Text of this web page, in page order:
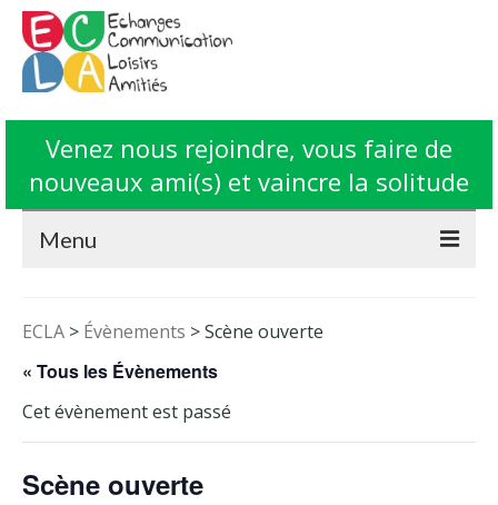
Venez nous rejoindre, vous faire de
nouveaux ami(s) et vaincre la solitude
Menu
L’Association ECLA
Contact
ECLA > Évènements >Scène ouverte
« Tous les Évènements
Cet évènement est passé
Scène ouverte